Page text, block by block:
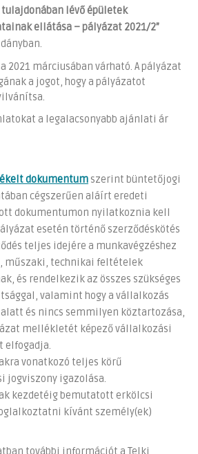
lévő épületek
ellátása – pályázat 2021/2”
2021 márciusában várható. A pályázat
a jogot, hogy a pályázatot
a legalacsonyabb ajánlati ár
dokumentum szerint büntetőjogi
cégszerűen aláírt eredeti
dokumentumon nyilatkoznia kell
esetén történő szerződéskötés
teljes idejére a munkavégzéshez
műszaki, technikai feltételek
és rendelkezik az összes szükséges
valamint hogy a vállalkozás
és nincs semmilyen köztartozása,
mellékletét képező vállalkozási
elfogadja.
vonatkozó teljes körű
jogviszony igazolása.
kezdetéig bemutatott erkölcsi
kívánt személy(ek)
további információt a Telki